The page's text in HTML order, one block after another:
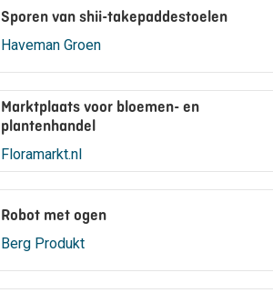
Sporen van shii-takepaddestoelen
Haveman Groen
Marktplaats voor bloemen- en
plantenhandel
Floramarkt.nl
Robot met ogen
Berg Produkt